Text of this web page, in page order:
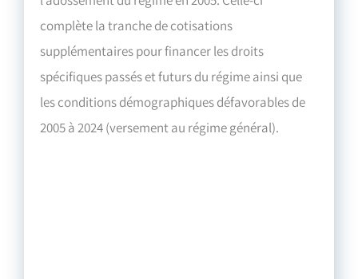
complète la tranche de cotisations
supplémentaires pour financer les droits
spécifiques passés et futurs du régime ainsi que
les conditions démographiques défavorables de
2005 à 2024 (versement au régime général).